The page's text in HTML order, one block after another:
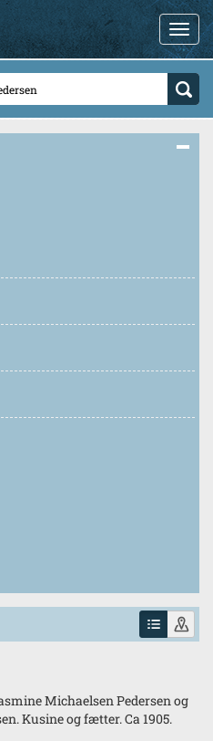
Michaelsen Pedersen og
Kusine og fætter. Ca 1905.